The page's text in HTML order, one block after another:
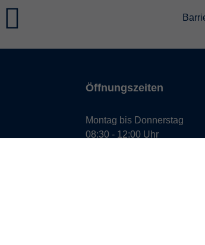
Öffnungszeiten
Montag bis Donnerstag
08:30 - 12:00 Uhr